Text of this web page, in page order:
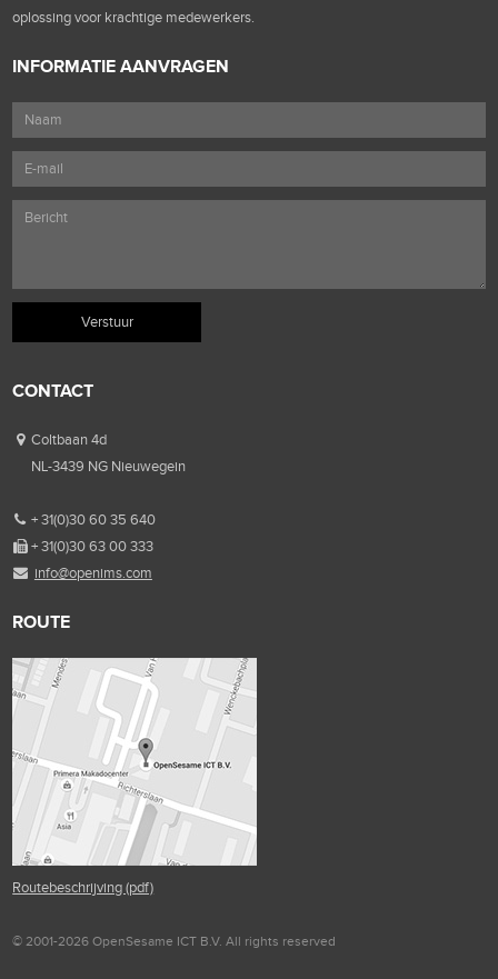
oplossing voor krachtige medewerkers.
INFORMATIE AANVRAGEN
CONTACT
Coltbaan 4d
NL-3439 NG Nieuwegein
+ 31(0)30 60 35 640
+ 31(0)30 63 00 333
info@openims.com
ROUTE
Routebeschrijving (pdf)
© 2001-2026 OpenSesame ICT B.V. All rights reserved